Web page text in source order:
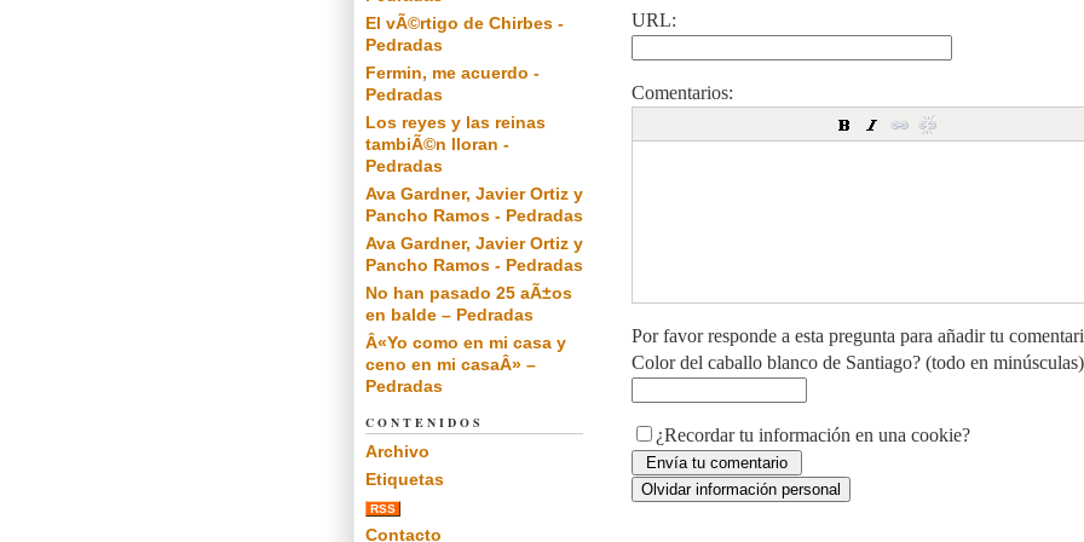
URL:
Comentarios:
Por favor responde a esta pregunta para añadir tu
Color del caballo blanco de Santiago? (todo en minúsculas)
¿Recordar tu información en una cookie?
El vÃ©rtigo de Chirbes -
Pedradas
Fermin, me acuerdo -
Pedradas
Los reyes y las reinas
tambiÃ©n lloran -
Pedradas
Ava Gardner, Javier Ortiz y
Pancho Ramos - Pedradas
Ava Gardner, Javier Ortiz y
Pancho Ramos - Pedradas
No han pasado 25 aÃ±os
en balde – Pedradas
Â«Yo como en mi casa y
ceno en mi casaÂ» –
Pedradas
CONTENIDOS
Archivo
Etiquetas
RSS
Contacto